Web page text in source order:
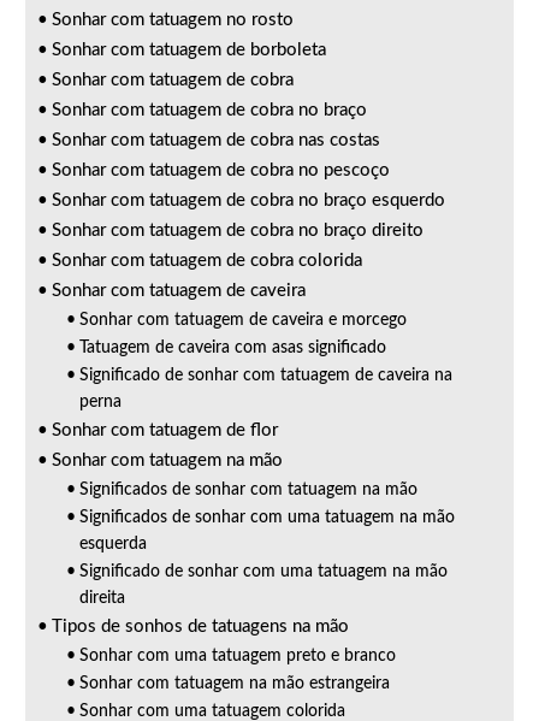
Sonhar com tatuagem no rosto
Sonhar com tatuagem de borboleta
Sonhar com tatuagem de cobra
Sonhar com tatuagem de cobra no braço
Sonhar com tatuagem de cobra nas costas
Sonhar com tatuagem de cobra no pescoço
Sonhar com tatuagem de cobra no braço esquerdo
Sonhar com tatuagem de cobra no braço direito
Sonhar com tatuagem de cobra colorida
Sonhar com tatuagem de caveira
Sonhar com tatuagem de caveira e morcego
Tatuagem de caveira com asas significado
Significado de sonhar com tatuagem de caveira na
perna
Sonhar com tatuagem de flor
Sonhar com tatuagem na mão
Significados de sonhar com tatuagem na mão
Significados de sonhar com uma tatuagem na mão
esquerda
Significado de sonhar com uma tatuagem na mão
direita
Tipos de sonhos de tatuagens na mão
Sonhar com uma tatuagem preto e branco
Sonhar com tatuagem na mão estrangeira
Sonhar com uma tatuagem colorida